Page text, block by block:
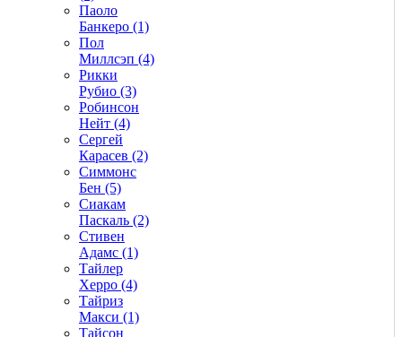
Паоло
Банкеро (1)
Пол
Миллсэп (4)
Рикки
Рубио (3)
Робинсон
Нейт (4)
Сергей
Карасев (2)
Симмонс
Бен (5)
Сиакам
Паскаль (2)
Стивен
Адамс (1)
Тайлер
Херро (4)
Тайриз
Макси (1)
Тайсон